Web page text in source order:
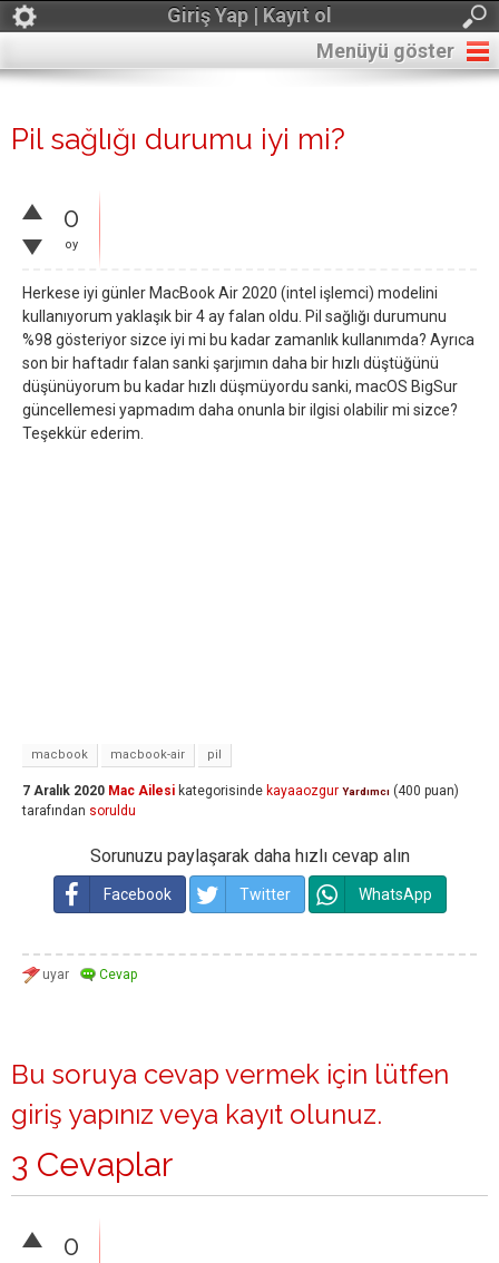
Giriş Yap | Kayıt ol
Menüyü göster
Pil sağlığı durumu iyi mi?
0
oy
Herkese iyi günler MacBook Air 2020 (intel işlemci) modelini
kullanıyorum yaklaşık bir 4 ay falan oldu. Pil sağlığı durumunu
%98 gösteriyor sizce iyi mi bu kadar zamanlık kullanımda? Ayrıca
son bir haftadır falan sanki şarjımın daha bir hızlı düştüğünü
düşünüyorum bu kadar hızlı düşmüyordu sanki, macOS BigSur
güncellemesi yapmadım daha onunla bir ilgisi olabilir mi sizce?
Teşekkür ederim.
macbook macbook-air pil
7 Aralık 2020 Mac Ailesi kategorisinde kayaaozgur Yardımcı (400 puan)
tarafından soruldu
Sorunuzu paylaşarak daha hızlı cevap alın
Facebook Twitter WhatsApp
Bu soruya cevap vermek için lütfen
giriş yapınız veya kayıt olunuz.
3 Cevaplar
0